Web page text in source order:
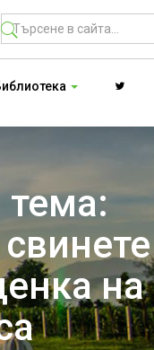
тема:
на